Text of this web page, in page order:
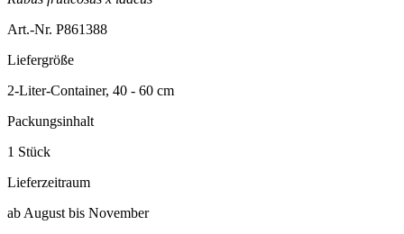
Art.-Nr. P861388
Liefergröße
2-Liter-Container, 40 - 60 cm
Packungsinhalt
1 Stück
Lieferzeitraum
ab August bis November